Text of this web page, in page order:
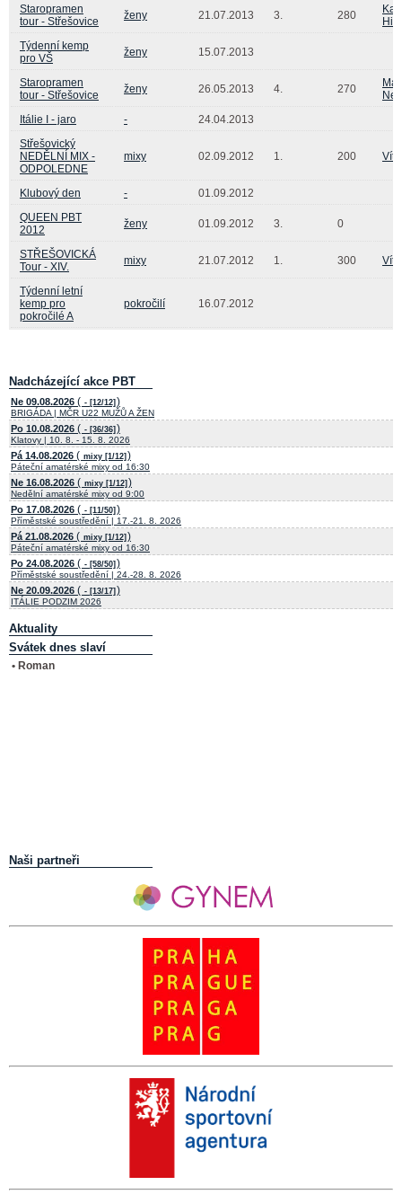
Staropramen
tour - Střešovice
ženy 21.07.2013 3. 280
Týdenní kemp
pro VŠ
ženy 15.07.2013
Staropramen
tour - Střešovice
ženy 26.05.2013 4. 270
Itálie I - jaro
-
24.04.2013
Střešovický
NEDĚLNÍ MIX -
ODPOLEDNE
mixy 02.09.2012 1. 200 Vít
Klubový den -
01.09.2012
QUEEN PBT
2012
ženy 01.09.2012 3. 0
STŘEŠOVICKÁ
Tour - XIV.
mixy 21.07.2012 1. 300 Vít
Týdenní letní
kemp pro
pokročilé A
pokročilí 16.07.2012
Nadcházející akce PBT
Ne 09.08.2026 ( - [12/12] )
BRIGÁDA | MČR U22 MUŽŮ A ŽEN
Po 10.08.2026 ( - [36/36] )
Klatovy | 10. 8. - 15. 8. 2026
Pá 14.08.2026 ( mixy [1/12] )
Páteční amatérské mixy od 16:30
Ne 16.08.2026 ( mixy [1/12] )
Nedělní amatérské mixy od 9:00
Po 17.08.2026 ( - [11/50] )
Příměstské soustředění | 17.-21. 8. 2026
Pá 21.08.2026 ( mixy [1/12] )
Páteční amatérské mixy od 16:30
Po 24.08.2026 ( - [58/50] )
Příměstské soustředění | 24.-28. 8. 2026
Ne 20.09.2026 ( - [13/17] )
ITÁLIE PODZIM 2026
Aktuality
Svátek dnes slaví
• Roman
Naši partneři